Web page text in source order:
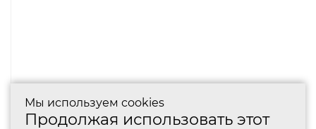
Мы используем cookies
Продолжая использовать этот